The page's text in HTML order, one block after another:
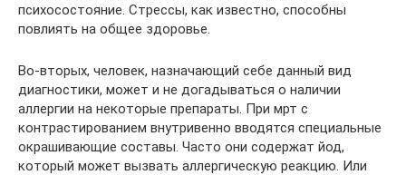
психосостояние. Стрессы, как известно, способны
повлиять на общее здоровье.
Во-вторых, человек, назначающий себе данный вид
диагностики, может и не догадываться о наличии
аллергии на некоторые препараты. При мрт с
контрастированием внутривенно вводятся специальные
окрашивающие составы. Часто они содержат йод,
который может вызвать аллергическую реакцию. Или